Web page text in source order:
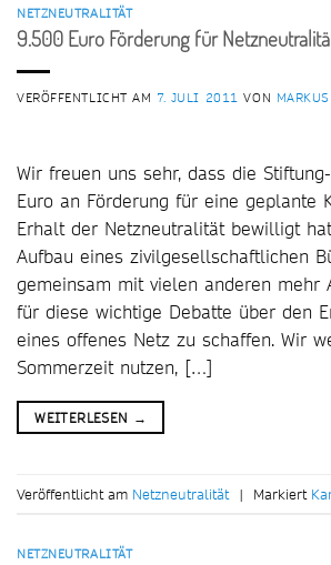
NETZNEUTRALITÄT
9.500 Euro Förderung für
VERÖFFENTLICHT AM 7. JULI 2011 VON
Wir freuen uns sehr, dass die
Euro an Förderung für eine geplante
Erhalt der Netzneutralität bewilligt
Aufbau eines zivilgesellschaftlichen
gemeinsam mit vielen anderen mehr
für diese wichtige Debatte über den
eines offenes Netz zu schaffen. Wir
Sommerzeit nutzen, […]
WEITERLESEN →
Veröffentlicht am Netzneutralität | Markiert
NETZNEUTRALITÄT